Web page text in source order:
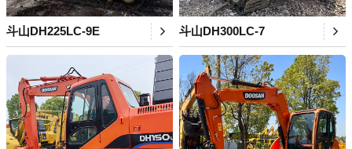
斗山DH225LC-9E 斗山DH300LC-7